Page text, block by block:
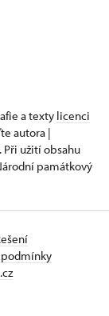
a texty licenci
autora |
Při užití obsahu
památkový